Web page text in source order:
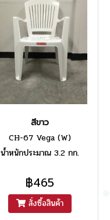
สีขาว
CH-67 Vega (W)
น้ำหนักประมาณ 3.2 กก.
฿465
สั่งซื้อสินค้า